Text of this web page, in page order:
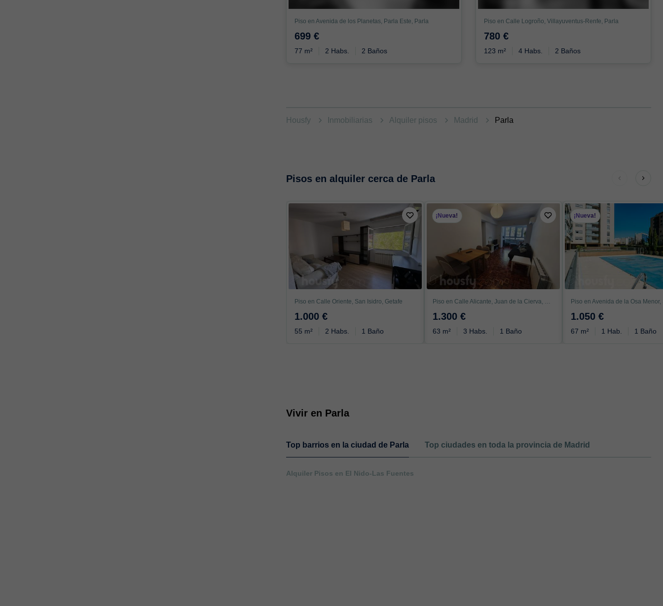
Piso en Avenida de los Planetas, Parla Este, Parla
699 €
77 m² 2 Habs. 2 Baños
Piso en Calle Logroño, Villayuventus-Renfe, Parla
780 €
123 m² 4 Habs. 2 Baños
Housfy Inmobiliarias Alquiler pisos Madrid Parla
Pisos en alquiler cerca de Parla
Piso en Calle Oriente, San Isidro, Getafe
1.000 €
55 m² 2 Habs. 1 Baño
¡Nueva!
Piso en Calle Alicante, Juan de la Cierva, Getafe
1.300 €
63 m² 3 Habs. 1 Baño
¡Nueva!
1.050 €
67 m² 1 Hab. 1 Baño
Vivir en Parla
Top barrios en la ciudad de Parla Top ciudades en toda la provincia de Madrid
Alquiler Pisos en El Nido-Las Fuentes